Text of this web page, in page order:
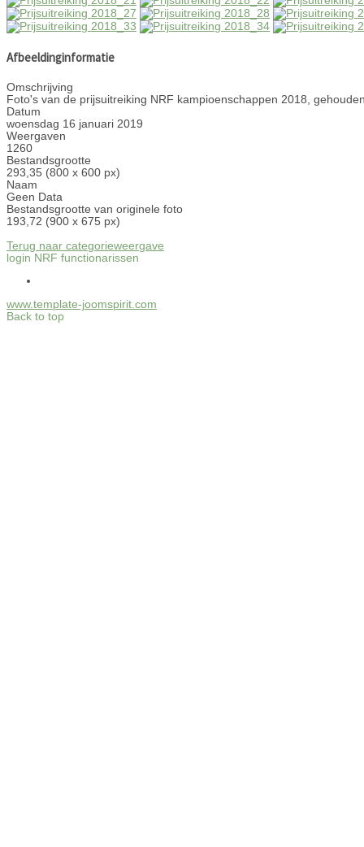
Afbeeldinginformatie
Omschrijving
Foto's van de prijsuitreiking NRF kampioenschappen 2018,
Datum
woensdag 16 januari 2019
Weergaven
1260
Bestandsgrootte
293,35 (800 x 600 px)
Naam
Geen Data
Bestandsgrootte van originele foto
193,72 (900 x 675 px)
Terug naar categorieweergave
login NRF functionarissen
www.template-joomspirit.com
Back to top